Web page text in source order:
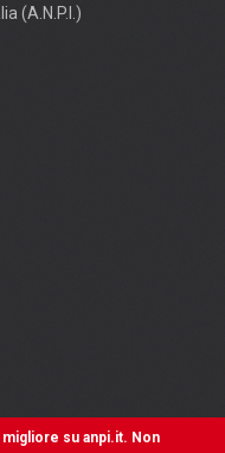
(A.N.P.I.)
su anpi.it. Non